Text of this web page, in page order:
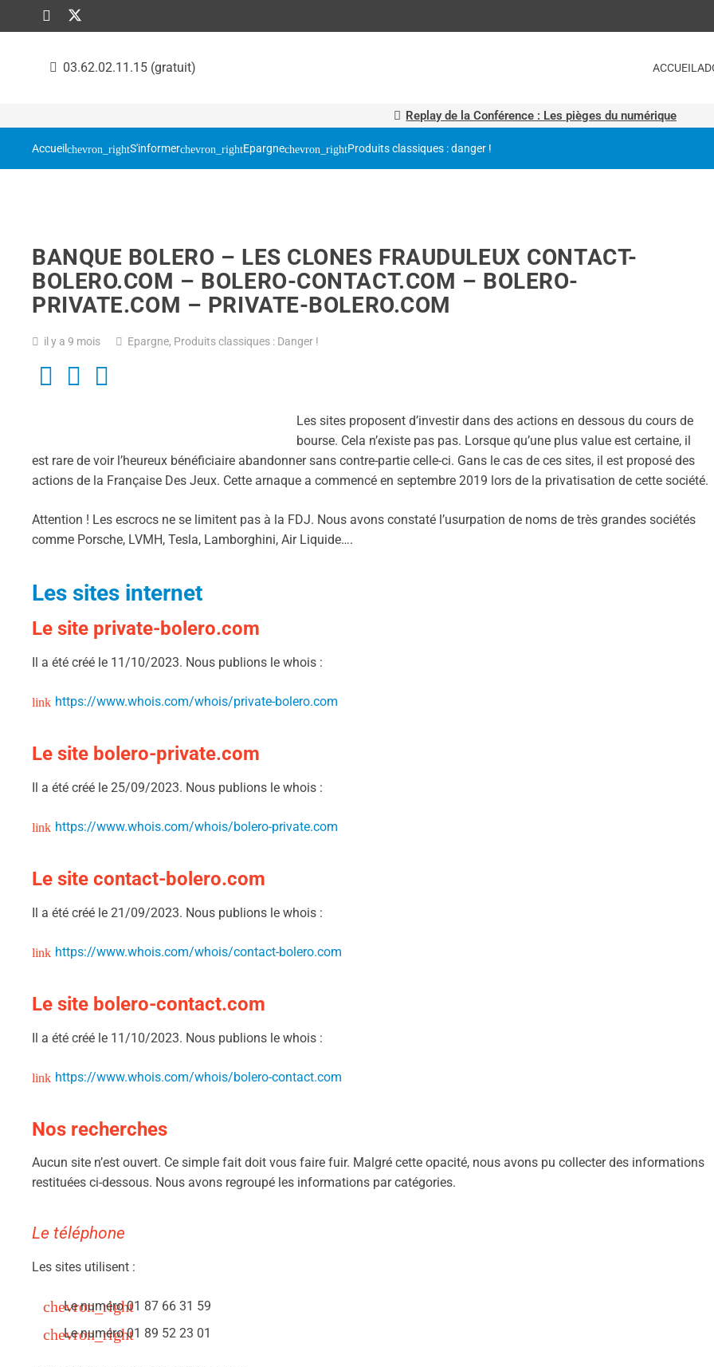
03.62.02.11.15 (gratuit) ACCUEIL
Replay de la Conférence : Les pièges du numérique
Accueil S'informer Epargne Produits classiques : danger !
BANQUE BOLERO – LES CLONES FRAUDULEUX CONTACT-
BOLERO.COM – BOLERO-CONTACT.COM – BOLERO-
PRIVATE.COM – PRIVATE-BOLERO.COM
il y a 9 mois Epargne, Produits classiques : Danger !
Les sites proposent d’investir dans des actions en dessous du cours de
bourse. Cela n’existe pas pas. Lorsque qu’une plus value est certaine, il
est rare de voir l’heureux bénéficiaire abandonner sans contre-partie celle-ci. Gans le cas de ces sites, il est proposé des
actions de la Française Des Jeux. Cette arnaque a commencé en septembre 2019 lors de la privatisation de cette société.
Attention ! Les escrocs ne se limitent pas à la FDJ. Nous avons constaté l’usurpation de noms de très grandes sociétés
comme Porsche, LVMH, Tesla, Lamborghini, Air Liquide….
Les sites internet
Le site private-bolero.com
Il a été créé le 11/10/2023. Nous publions le whois :
https://www.whois.com/whois/private-bolero.com
Le site bolero-private.com
Il a été créé le 25/09/2023. Nous publions le whois :
https://www.whois.com/whois/bolero-private.com
Le site contact-bolero.com
Il a été créé le 21/09/2023. Nous publions le whois :
https://www.whois.com/whois/contact-bolero.com
Le site bolero-contact.com
Il a été créé le 11/10/2023. Nous publions le whois :
https://www.whois.com/whois/bolero-contact.com
Nos recherches
Aucun site n’est ouvert. Ce simple fait doit vous faire fuir. Malgré cette opacité, nous avons pu collecter des informations
restituées ci-dessous. Nous avons regroupé les informations par catégories.
Le téléphone
Les sites utilisent :
Le numéro 01 87 66 31 59
Le numéro 01 89 52 23 01